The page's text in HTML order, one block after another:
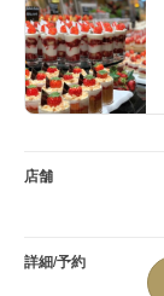
店舗
詳細/予約